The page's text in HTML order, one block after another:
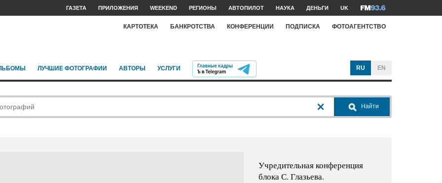
ГАЗЕТА ПРИЛОЖЕНИЯ WEEKEND РЕГИОНЫ АВТОПИЛОТ НАУКА ДЕНЬГИ UK
КАРТОТЕКА БАНКРОТСТВА КОНФЕРЕНЦИИ ПОДПИСКА ФОТОАГЕНТСТВО
ЛУЧШИЕ ФОТОГРАФИИ АВТОРЫ УСЛУГИ RU EN
Найти
Учредительная конференция
блока С. Глазьева.